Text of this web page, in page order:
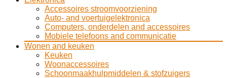
Accessoires stroomvoorziening
Auto- and voertuigelektronica
Computers, onderdelen and accessoires
Mobiele telefoons and communicatie
Wonen and keuken
Keuken
Woonaccessoires
Schoonmaakhulpmiddelen & stofzuigers